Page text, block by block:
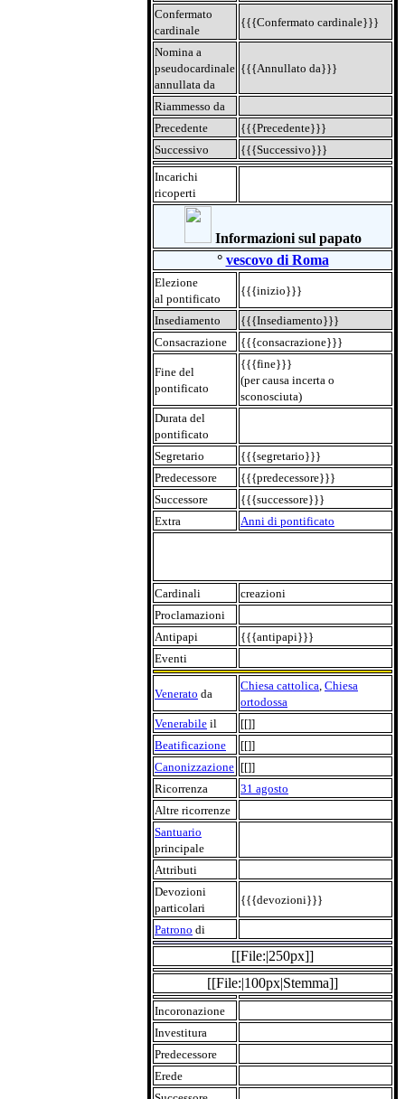
Confermato
cardinale
{{{Confermato cardinale}}}
Nomina a
pseudocardinale
annullata da
{{{Annullato da}}}
Riammesso da
Precedente
{{{Precedente}}}
Successivo
{{{Successivo}}}
Incarichi
ricoperti
Informazioni sul papato
° vescovo di Roma
Elezione
al pontificato
{{{inizio}}}
Insediamento
{{{Insediamento}}}
Consacrazione
{{{consacrazione}}}
Fine del
pontificato
{{{fine}}}
(per causa incerta o
sconosciuta)
Durata del
pontificato
Segretario
{{{segretario}}}
Predecessore
{{{predecessore}}}
Successore
{{{successore}}}
Extra
Anni di pontificato
Cardinali
creazioni
Proclamazioni
Antipapi
{{{antipapi}}}
Eventi
Venerato da
Chiesa cattolica Chiesa
ortodossa
Venerabile il
[[]]
Beatificazione
[[]]
Canonizzazione [[]]
Ricorrenza
31 agosto
Altre ricorrenze
Santuario
principale
Attributi
Devozioni
particolari
{{{devozioni}}}
Patrono di
[[File:|250px]]
[[File:|100px|Stemma]]
Incoronazione
Investitura
Predecessore
Erede